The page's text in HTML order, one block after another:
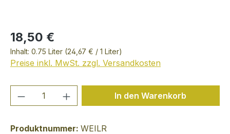
18,50 €
Inhalt: 0.75 Liter (24,67 € / 1 Liter)
Preise inkl. MwSt. zzgl. Versandkosten
Produkt Anzahl: Gib denIn den Warenkorb
Produktnummer: WEILR